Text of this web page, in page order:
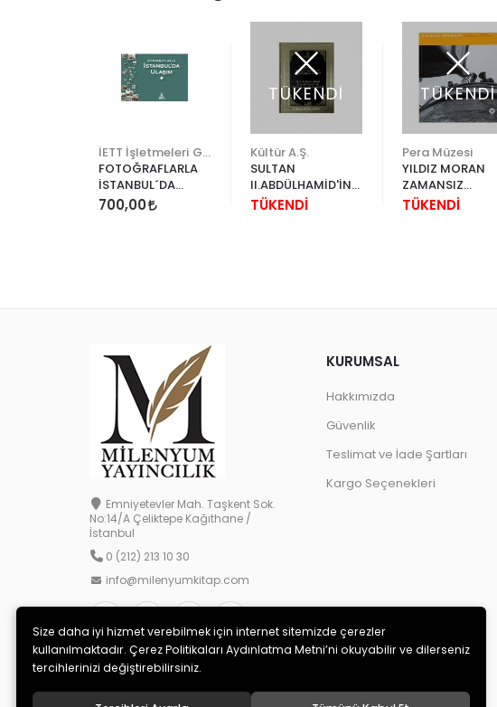
FOTOĞRAFLARLA
İSTANBUL´DA
ULAŞIM
700,00
TÜKENDİ
Kültür A.Ş.
SULTAN
II.ABDÜLHAMİD'İN
ARŞİVİNDEN
TÜKENDİ
TÜKENDİ
Pera Müzesi
YILDIZ MORAN
ZAMANSIZ
FOTOĞRAFLAR
TÜKENDİ
Emniyetevler Mah. Taşkent Sok.
No:14/A Çeliktepe Kağıthane /
İstanbul
0 (212) 213 10 30
info@milenyumkitap.com
KURUMSAL
Hakkımızda
Güvenlik
Teslimat ve İade Şartları
Kargo Seçenekleri
Size daha iyi hizmet verebilmek için internet sitemizde çerezler
kullanılmaktadır. Çerez Politikaları Aydınlatma Metni’ni okuyabilir ve dilerseniz
tercihlerinizi değiştirebilirsiniz.